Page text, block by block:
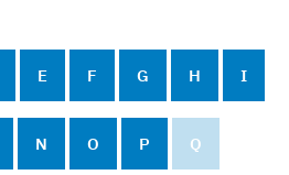
E F G H I
N O P Q